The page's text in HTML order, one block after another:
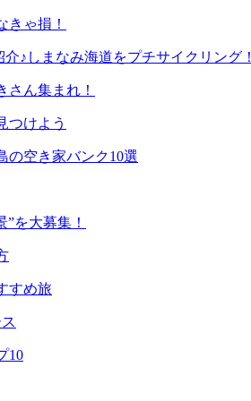
きゃ損！
♪しまなみ海道をプチサイクリング！
さん集まれ！
つけよう
の空き家バンク10選
を大募集！
すめ旅
10